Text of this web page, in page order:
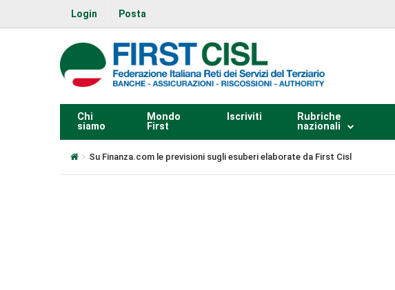
Login Posta
Chi
siamo
Mondo
First
Iscriviti
Rubriche
nazionali
Su Finanza.com le previsioni sugli esuberi elaborate da First Cisl